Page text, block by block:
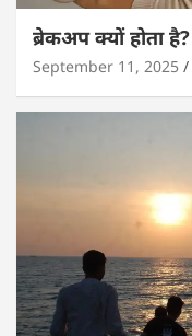
ब्रेकअप क्यों होता है?
September 11, 2025